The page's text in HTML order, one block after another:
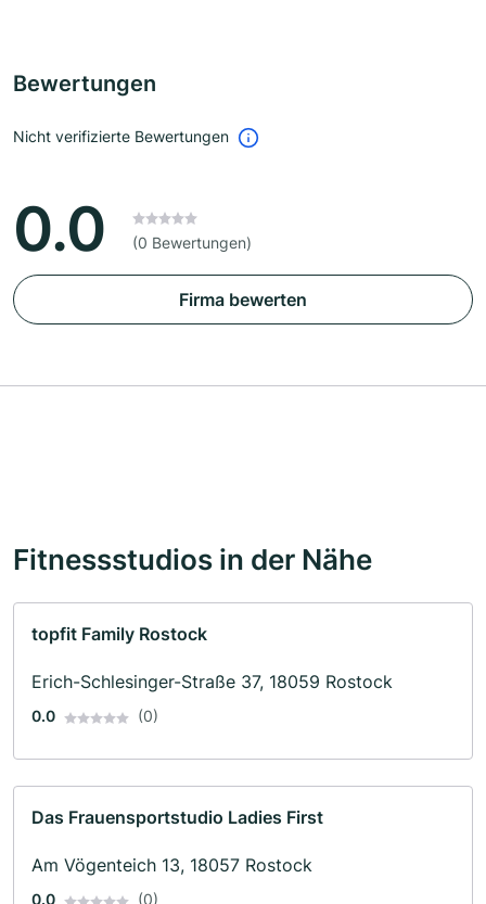
Bewertungen
Nicht verifizierte Bewertungen
0.0 (0 Bewertungen)
Firma bewerten
Fitnessstudios in der Nähe
topfit Family Rostock
Erich-Schlesinger-Straße 37, 18059 Rostock
0.0 (0)
Das Frauensportstudio Ladies First
Am Vögenteich 13, 18057 Rostock
0.0 (0)